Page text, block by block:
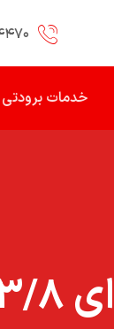
خدمات برودتی